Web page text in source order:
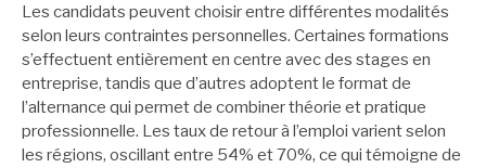
Les candidats peuvent choisir entre différentes modalités
selon leurs contraintes personnelles. Certaines formations
s’effectuent entièrement en centre avec des stages en
entreprise, tandis que d’autres adoptent le format de
l’alternance qui permet de combiner théorie et pratique
professionnelle. Les taux de retour à l’emploi varient selon
les régions, oscillant entre 54% et 70%, ce qui témoigne de